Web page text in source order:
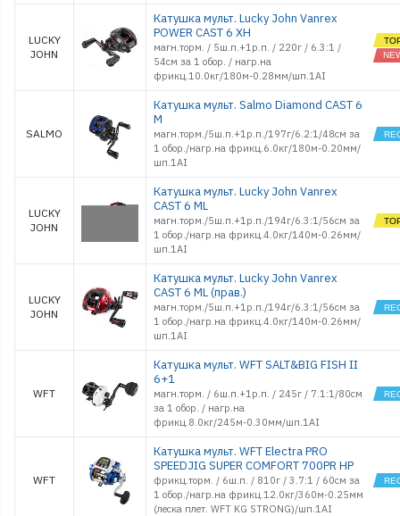
Принадлежности
походные
Рекламные товары
Рыбки поролоновые
Санки
Светлячки
Спасжилеты
Стенды и
Стойки и Держатели
шестики
Сумки, Рюкзаки,
Емкости
Удочки зимние
Чехлы и Тубусы
LUCKY
JOHN
Катушка мульт. Lucky John Vanrex
POWER CAST 6 XH
магн.торм. / 5ш.п.+1р.п. / 220г / 6.3:1 /
54см за 1 обор. / нагр.на
фрикц.10.0кг/180м-0.28мм/шп.1AI
SALMO
Катушка мульт. Salmo Diamond CAST 6
M
магн.торм./5ш.п.+1р.п./197г/6.2:1/48см за
1 обор./нагр.на фрикц.6.0кг/180м-0.20мм/
шп.1AI
LUCKY
JOHN
Катушка мульт. Lucky John Vanrex
CAST 6 ML
магн.торм./5ш.п.+1р.п./194г/6.3:1/56см за
1 обор./нагр.на фрикц.4.0кг/140м-0.26мм/
шп.1AI
LUCKY
JOHN
Катушка мульт. Lucky John Vanrex
CAST 6 ML (прав.)
магн.торм./5ш.п.+1р.п./194г/6.3:1/56см за
1 обор./нагр.на фрикц.4.0кг/140м-0.26мм/
шп.1AI
WFT
Катушка мульт. WFT SALT&BIG FISH II
6+1
магн.торм. / 6ш.п.+1р.п. / 245г / 7.1:1/80см
за 1 обор. / нагр.на
фрикц.8.0кг/245м-0.30мм/шп.1AI
WFT
Катушка мульт. WFT Electra PRO
SPEEDJIG SUPER COMFORT 700PR HP
фрикц.торм. / 6ш.п. / 810г / 3.7:1 / 60см за
1 обор./нагр.на фрикц.12.0кг/360м-0.25мм
(леска плет. WFT KG STRONG)/шп.1AI